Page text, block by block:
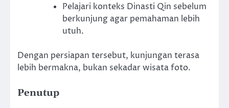
Pelajari konteks Dinasti Qin sebelum
berkunjung agar pemahaman lebih
utuh.
Dengan persiapan tersebut, kunjungan terasa
lebih bermakna, bukan sekadar wisata foto.
Penutup